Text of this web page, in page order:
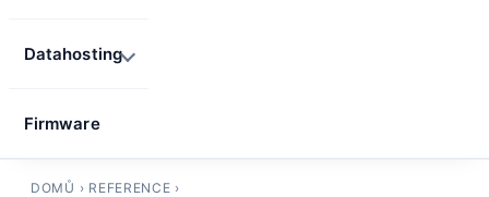
DOMŮ › REFERENCE ›
Datahosting
Firmware